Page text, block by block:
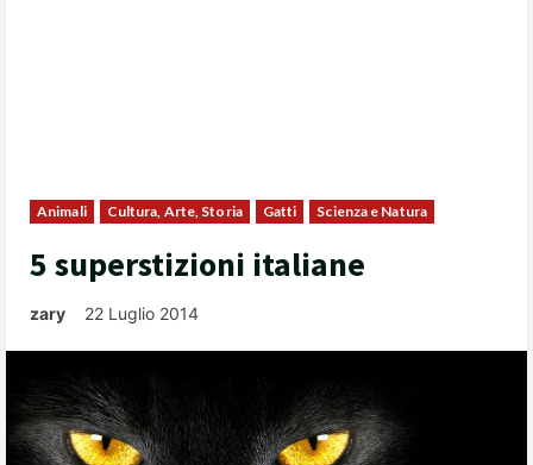
Animali Cultura, Arte, Storia Gatti Scienza e Natura
5 superstizioni italiane
zary 22 Luglio 2014